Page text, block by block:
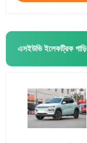
এসইউভি ইলেকট্রিক গাড়ি